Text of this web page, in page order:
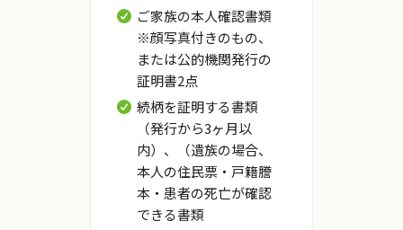
ご家族の本人確認書類
※顔写真付きのもの、
または公的機関発行の
証明書2点
続柄を証明する書類
（発行から3ヶ月以
内）、（遺族の場合、
本人の住民票・戸籍謄
本・患者の死亡が確認
できる書類